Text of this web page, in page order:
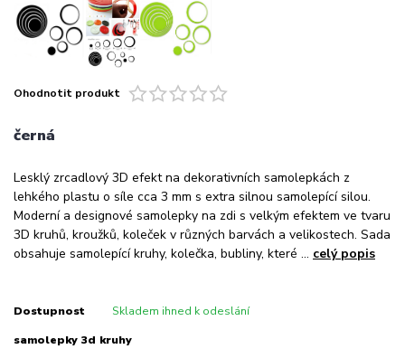
Ohodnotit produkt
černá
Lesklý zrcadlový 3D efekt na dekorativních samolepkách z
lehkého plastu o síle cca 3 mm s extra silnou samolepící silou.
Moderní a designové samolepky na zdi s velkým efektem ve tvaru
3D kruhů, kroužků, koleček v různých barvách a velikostech. Sada
obsahuje samolepící kruhy, kolečka, bubliny, které ... celý popis
Dostupnost Skladem ihned k odeslání
samolepky 3d kruhy